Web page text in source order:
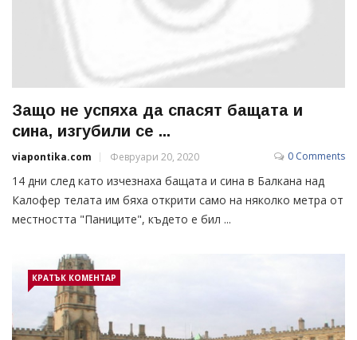
Защо не успяха да спасят бащата и
сина, изгубили се ...
viapontika.com Февруари 20, 2020 0 Comments
14 дни след като изчезнаха бащата и сина в Балкана над
Калофер телата им бяха открити само на няколко метра от
местността "Паниците", където е бил ...
КРАТЪК КОМЕНТАР